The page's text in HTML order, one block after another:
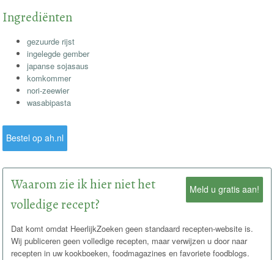
Ingrediënten
gezuurde rijst
ingelegde gember
japanse sojasaus
komkommer
nori-zeewier
wasabipasta
Bestel op ah.nl
Meld u gratis aan!
Waarom zie ik hier niet het
volledige recept?
Dat komt omdat HeerlijkZoeken geen standaard recepten-website is.
Wij publiceren geen volledige recepten, maar verwijzen u door naar
recepten in uw kookboeken, foodmagazines en favoriete foodblogs.